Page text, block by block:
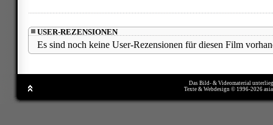
USER-REZENSIONEN
Es sind noch keine User-Rezensionen für diesen Film
Das Bild- & Videomaterial
Texte & Webdesign © 1996-2026